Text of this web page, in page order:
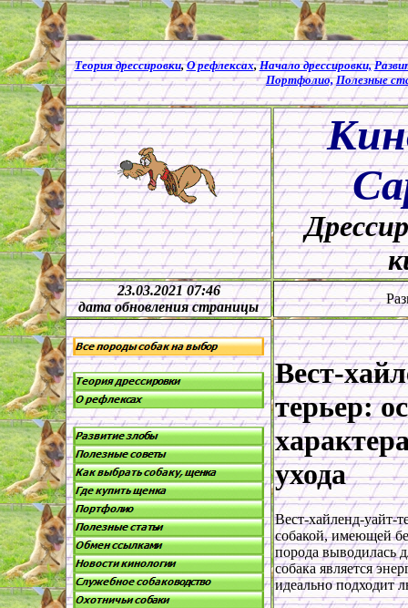
Теория дрессировки,О рефлексах,Начало дрессировки,
Портфолио, Полезные
23.03.2021 07:46
дата обновления страницы
Вест-
терьер:
ухода
Вест-хайленд-уайт-
собакой, имеющей
порода выводилась
собака является
идеально подходит